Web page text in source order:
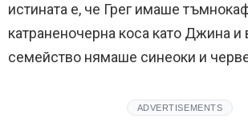
истината е, че Грег имаше
катраненочерна коса като Джина и
семейство нямаше синеоки и
ADVERTISEMENTS